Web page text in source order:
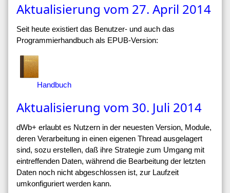
Aktualisierung vom 27. April 2014
Seit heute existiert das Benutzer- und auch das
Programmierhandbuch als EPUB-Version:
Handbuch
Aktualisierung vom 30. Juli 2014
dWb+ erlaubt es Nutzern in der neuesten Version, Module,
deren Verarbeitung in einen eigenen Thread ausgelagert
sind, sozu erstellen, daß ihre Strategie zum Umgang mit
eintreffenden Daten, während die Bearbeitung der letzten
Daten noch nicht abgeschlossen ist, zur Laufzeit
umkonfiguriert werden kann.